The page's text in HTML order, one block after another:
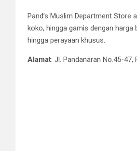
Pand’s Muslim Department Store
koko, hingga gamis dengan
hingga perayaan khusus.
Alamat: Jl. Pandanaran No.45-47,